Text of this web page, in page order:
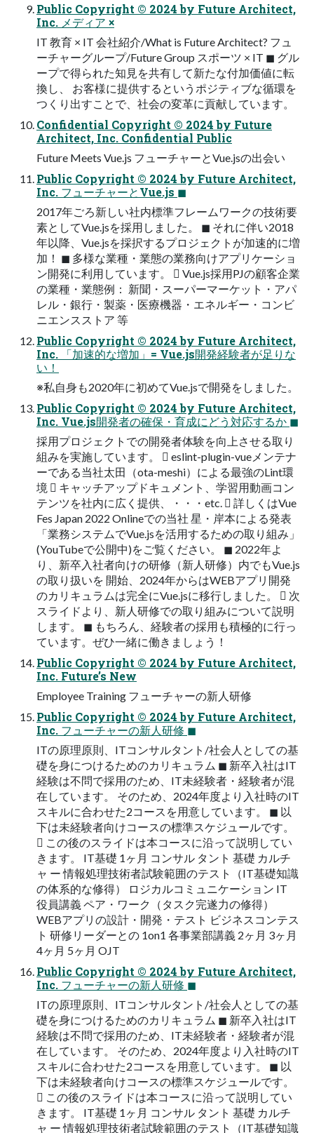
Public Copyright ©︎ 2024 by Future Architect,
Inc. メディア ×
IT 教育 × IT 会社紹介/What is Future Architect? フュ
ーチャーグループ/Future Group スポーツ × IT ◼ グル
ープで得られた知見を共有して新たな付加価値に転
換し、 お客様に提供するというポジティブな循環を
つくり出すことで、社会の変革に貢献しています。
Confidential Copyright ©︎ 2024 by Future
Architect, Inc. Confidential Public
Future Meets Vue.js フューチャーとVue.jsの出会い
Public Copyright ©︎ 2024 by Future Architect,
Inc. フューチャーとVue.js ◼
2017年ごろ新しい社内標準フレームワークの技術要
素としてVue.jsを採用しました。 ◼ それに伴い2018
年以降、Vue.jsを採択するプロジェクトが加速的に増
加！ ◼ 多様な業種・業態の業務向けアプリケーショ
ン開発に利用しています。  Vue.js採用PJの顧客企業
の業種・業態例： 新聞・スーパーマーケット・アパ
レル・銀行・製薬・医療機器・エネルギー・コンビ
ニエンスストア 等
Public Copyright ©︎ 2024 by Future Architect,
Inc. 「加速的な増加」= Vue.js開発経験者が足りな
い！
※私自身も2020年に初めてVue.jsで開発をしました。
Public Copyright ©︎ 2024 by Future Architect,
Inc. Vue.js開発者の確保・育成にどう対応するか ◼
採用プロジェクトでの開発者体験を向上させる取り
組みを実施しています。  eslint-plugin-vueメンテナ
ーである当社太田（ota-meshi）による最強のLint環
境  キャッチアップドキュメント、学習用動画コン
テンツを社内に広く提供、・・・etc.  詳しくはVue
Fes Japan 2022 Onlineでの当社 星・岸本による発表
「業務システムでVue.jsを活用するための取り組み」
(YouTubeで公開中)をご覧ください。 ◼ 2022年よ
り、新卒入社者向けの研修（新人研修）内でもVue.js
の取り扱いを 開始、2024年からはWEBアプリ開発
のカリキュラムは完全にVue.jsに移行しました。  次
スライドより、新人研修での取り組みについて説明
します。 ◼ もちろん、経験者の採用も積極的に行っ
ています。ぜひ一緒に働きましょう！
Public Copyright ©︎ 2024 by Future Architect,
Inc. Future’s New
Employee Training フューチャーの新人研修
Public Copyright ©︎ 2024 by Future Architect,
Inc. フューチャーの新人研修 ◼
ITの原理原則、ITコンサルタント/社会人としての基
礎を身につけるためのカリキュラム ◼ 新卒入社はIT
経験は不問で採用のため、IT未経験者・経験者が混
在しています。 そのため、2024年度より入社時のIT
スキルに合わせた2コースを用意しています。 ◼ 以
下は未経験者向けコースの標準スケジュールです。
 この後のスライドは本コースに沿って説明してい
きます。 IT基礎 1ヶ月 コンサル タント 基礎 カルチ
ャ ー 情報処理技術者試験範囲のテスト（IT基礎知識
の体系的な修得） ロジカルコミュニケーション IT
役員講義 ペア・ワーク（タスク完遂力の修得）
WEBアプリの設計・開発・テスト ビジネスコンテス
ト 研修リーダーとの 1on1 各事業部講義 2ヶ月 3ヶ月
4ヶ月 5ヶ月 OJT
Public Copyright ©︎ 2024 by Future Architect,
Inc. フューチャーの新人研修 ◼
ITの原理原則、ITコンサルタント/社会人としての基
礎を身につけるためのカリキュラム ◼ 新卒入社はIT
経験は不問で採用のため、IT未経験者・経験者が混
在しています。 そのため、2024年度より入社時のIT
スキルに合わせた2コースを用意しています。 ◼ 以
下は未経験者向けコースの標準スケジュールです。
 この後のスライドは本コースに沿って説明してい
きます。 IT基礎 1ヶ月 コンサル タント 基礎 カルチ
ャ ー 情報処理技術者試験範囲のテスト（IT基礎知識